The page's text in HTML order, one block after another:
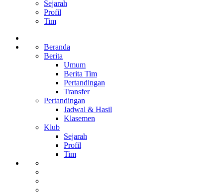
Sejarah
Profil
Tim
Beranda
Berita
Umum
Berita Tim
Pertandingan
Transfer
Pertandingan
Jadwal & Hasil
Klasemen
Klub
Sejarah
Profil
Tim